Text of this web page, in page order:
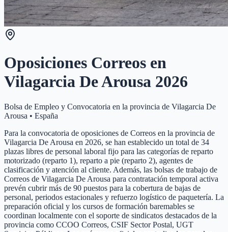
Oposiciones Correos en
Vilagarcia De Arousa 2026
Bolsa de Empleo y Convocatoria en la provincia de Vilagarcia De
Arousa • España
Para la convocatoria de oposiciones de Correos en la provincia de
Vilagarcia De Arousa en 2026, se han establecido un total de 34
plazas libres de personal laboral fijo para las categorías de reparto
motorizado (reparto 1), reparto a pie (reparto 2), agentes de
clasificación y atención al cliente. Además, las bolsas de trabajo de
Correos de Vilagarcia De Arousa para contratación temporal activa
prevén cubrir más de 90 puestos para la cobertura de bajas de
personal, periodos estacionales y refuerzo logístico de paquetería. La
preparación oficial y los cursos de formación baremables se
coordinan localmente con el soporte de sindicatos destacados de la
provincia como CCOO Correos, CSIF Sector Postal, UGT